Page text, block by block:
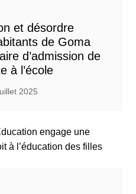
et désordre
de Goma
d’admission de
à l’école
2025